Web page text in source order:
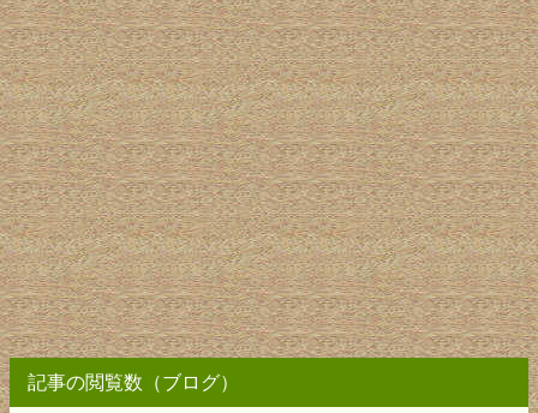
記事の閲覧数（ブログ）